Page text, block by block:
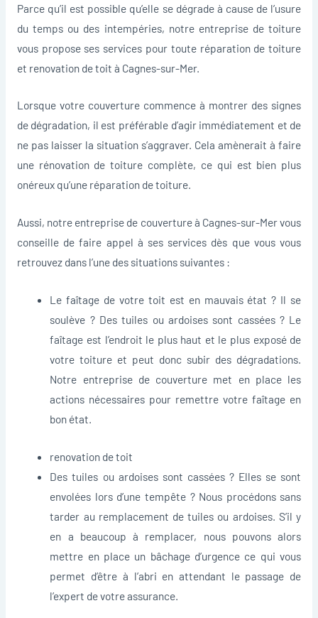
Parce qu’il est possible qu’elle se dégrade à cause de l’usure
du temps ou des intempéries, notre entreprise de toiture
vous propose ses services pour toute réparation de toiture
et renovation de toit à Cagnes-sur-Mer.
Lorsque votre couverture commence à montrer des signes
de dégradation, il est préférable d’agir immédiatement et de
ne pas laisser la situation s’aggraver. Cela amènerait à faire
une rénovation de toiture complète, ce qui est bien plus
onéreux qu’une réparation de toiture.
Aussi, notre entreprise de couverture à Cagnes-sur-Mer vous
conseille de faire appel à ses services dès que vous vous
retrouvez dans l’une des situations suivantes :
Le faîtage de votre toit est en mauvais état ? Il se
soulève ? Des tuiles ou ardoises sont cassées ? Le
faîtage est l’endroit le plus haut et le plus exposé de
votre toiture et peut donc subir des dégradations.
Notre entreprise de couverture met en place les
actions nécessaires pour remettre votre faîtage en
bon état.
renovation de toit
Des tuiles ou ardoises sont cassées ? Elles se sont
envolées lors d’une tempête ? Nous procédons sans
tarder au remplacement de tuiles ou ardoises. S’il y
en a beaucoup à remplacer, nous pouvons alors
mettre en place un bâchage d’urgence ce qui vous
permet d’être à l’abri en attendant le passage de
l’expert de votre assurance.